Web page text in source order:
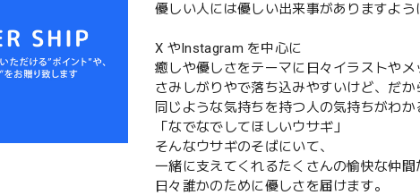
優しい人には優しい出来事がありますよう
X やInstagram を中心に
癒しや優しさをテーマに日々イラストやメ
さみしがりやで落ち込みやすいけど、だか
同じような気持ちを持つ人の気持ちがわか
「なでなでしてほしいウサギ」
そんなウサギのそばにいて、
一緒に支えてくれるたくさんの愉快な仲間
日々誰かのために優しさを届けます。